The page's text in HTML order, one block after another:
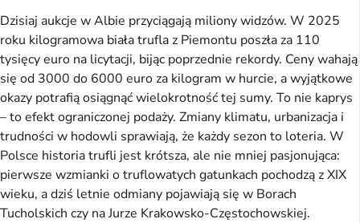
Dzisiaj aukcje w Albie przyciągają miliony widzów. W 2025
roku kilogramowa biała trufla z Piemontu poszła za 110
tysięcy euro na licytacji, bijąc poprzednie rekordy. Ceny wahają
się od 3000 do 6000 euro za kilogram w hurcie, a wyjątkowe
okazy potrafią osiągnąć wielokrotność tej sumy. To nie kaprys
– to efekt ograniczonej podaży. Zmiany klimatu, urbanizacja i
trudności w hodowli sprawiają, że każdy sezon to loteria. W
Polsce historia trufli jest krótsza, ale nie mniej pasjonująca:
pierwsze wzmianki o truflowatych gatunkach pochodzą z XIX
wieku, a dziś letnie odmiany pojawiają się w Borach
Tucholskich czy na Jurze Krakowsko-Częstochowskiej.